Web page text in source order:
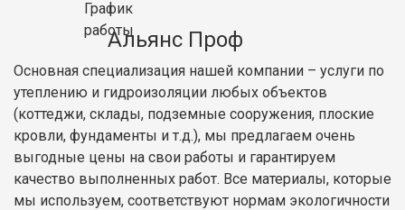
Альянс Проф
Основная специализация нашей компании – услуги по
утеплению и гидроизоляции любых объектов
(коттеджи, склады, подземные сооружения, плоские
кровли, фундаменты и т.д.), мы предлагаем очень
выгодные цены на свои работы и гарантируем
качество выполненных работ. Все материалы, которые
мы используем, соответствуют нормам экологичности